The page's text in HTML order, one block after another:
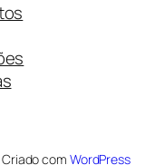
Criado com WordPress